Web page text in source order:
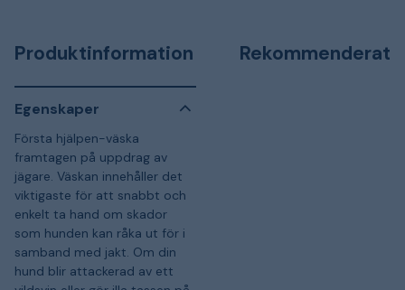
Produktinformation
Egenskaper
Första hjälpen-väska
framtagen på uppdrag av
jägare. Väskan innehåller det
viktigaste för att snabbt och
enkelt ta hand om skador
som hunden kan råka ut för i
samband med jakt. Om din
hund blir attackerad av ett
Rekommenderat